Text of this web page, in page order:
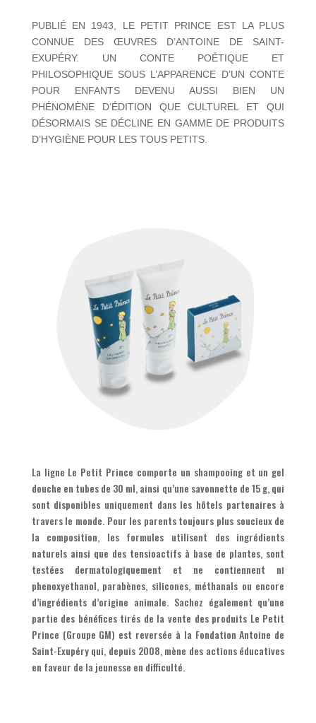
PUBLIÉ EN 1943, LE PETIT PRINCE EST LA PLUS
CONNUE DES ŒUVRES D’ANTOINE DE SAINT-
EXUPÉRY. UN CONTE POÉTIQUE ET
PHILOSOPHIQUE SOUS L’APPARENCE D’UN CONTE
POUR ENFANTS DEVENU AUSSI BIEN UN
PHÉNOMÈNE D’ÉDITION QUE CULTUREL ET QUI
DÉSORMAIS SE DÉCLINE EN GAMME DE PRODUITS
D’HYGIÈNE POUR LES TOUS PETITS.
La ligne Le Petit Prince comporte un shampooing et un gel
douche en tubes de 30 ml, ainsi qu’une savonnette de 15 g, qui
sont disponibles uniquement dans les hôtels partenaires à
travers le monde. Pour les parents toujours plus soucieux de
la composition, les formules utilisent des ingrédients
naturels ainsi que des tensioactifs à base de plantes, sont
testées dermatologiquement et ne contiennent ni
phenoxyethanol, parabènes, silicones, méthanals ou encore
d’ingrédients d’origine animale. Sachez également qu’une
partie des bénéfices tirés de la vente des produits Le Petit
Prince (Groupe GM) est reversée à la Fondation Antoine de
Saint-Exupéry qui, depuis 2008, mène des actions éducatives
en faveur de la jeunesse en difficulté.